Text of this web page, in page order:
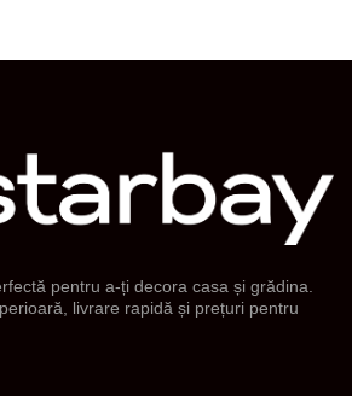
pentru a-ți decora casa și grădina.
livrare rapidă și prețuri pentru